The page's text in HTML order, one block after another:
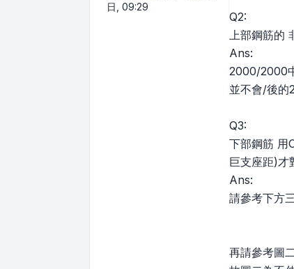
日, 09:29
Q2:
上部鋼筋的
Ans:
2000/2000
並不會/後的
Q3:
下部鋼筋 用
巨支座距)才
Ans:
請參考下方
再請參考圖